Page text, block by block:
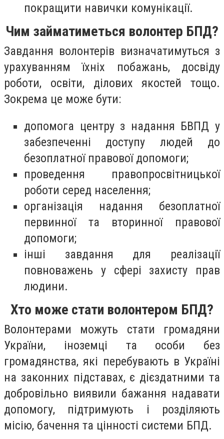
покращити навички комунікації.
Чим займатиметься волонтер БПД?
Завдання волонтерів визначатимуться з
урахуванням їхніх побажань, досвіду
роботи, освіти, ділових якостей тощо.
Зокрема це може бути:
допомога центру з надання БВПД у
забезпеченні доступу людей до
безоплатної правової допомоги;
проведення правопросвітницької
роботи серед населення;
організація надання безоплатної
первинної та вторинної правової
допомоги;
інші завдання для реалізації
повноважень у сфері захисту прав
людини.
Хто може стати волонтером БПД?
Волонтерами можуть стати громадяни
України, іноземці та особи без
громадянства, які перебувають в Україні
на законних підставах, є дієздатними та
добровільно виявили бажання надавати
допомогу, підтримують і розділяють
місію, бачення та цінності системи БПД.